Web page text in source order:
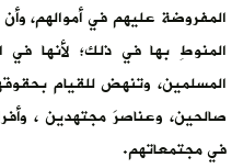
المفروضة عليهم في أموالهم،
المنوطِ بها في ذلك؛ لأنها
المسلمين، وتنهض للقيام
صالحين، وعناصرَ مجتهدين ،
في مجتمعاتهم.